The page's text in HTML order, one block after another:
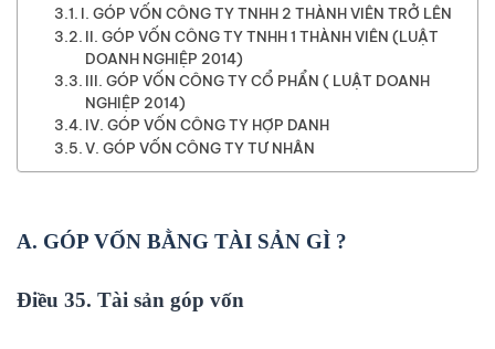
I. GÓP VỐN CÔNG TY TNHH 2 THÀNH VIÊN TRỞ LÊN
II. GÓP VỐN CÔNG TY TNHH 1 THÀNH VIÊN (LUẬT
DOANH NGHIỆP 2014)
III. GÓP VỐN CÔNG TY CỔ PHẨN ( LUẬT DOANH
NGHIỆP 2014)
IV. GÓP VỐN CÔNG TY HỢP DANH
V. GÓP VỐN CÔNG TY TƯ NHÂN
A. GÓP VỐN BẰNG TÀI SẢN GÌ ?
Điều 35. Tài sản góp vốn